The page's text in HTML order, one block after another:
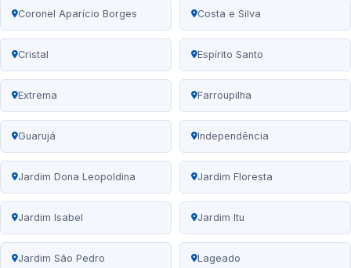
Coronel Aparício Borges Costa e Silva
Cristal Espírito Santo
Extrema Farroupilha
Guarujá Independência
Jardim Dona Leopoldina Jardim Floresta
Jardim Isabel Jardim Itu
Jardim São Pedro Lageado